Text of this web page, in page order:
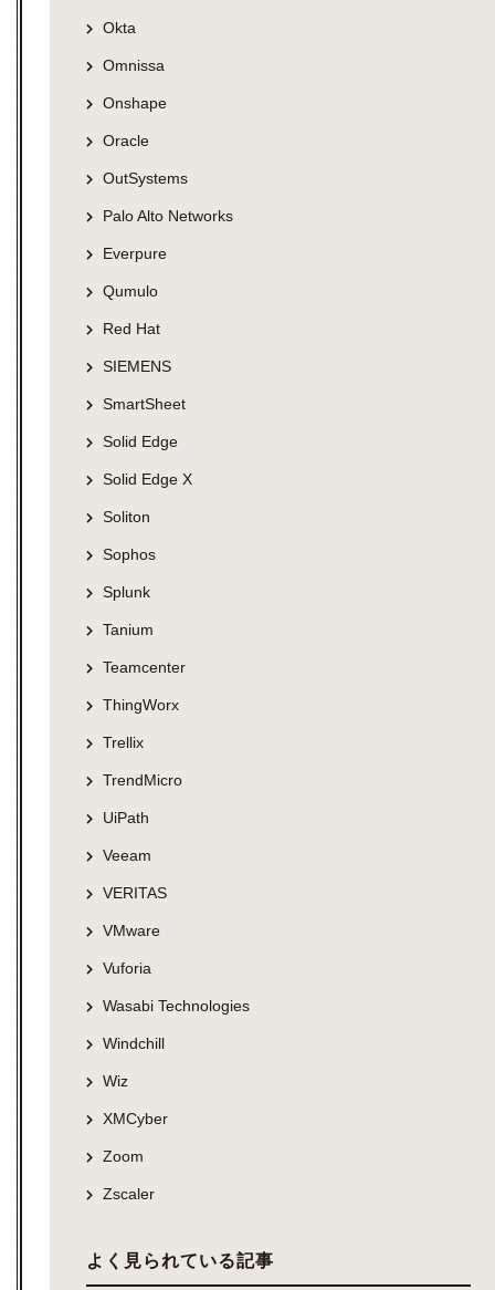
Okta
Omnissa
Onshape
Oracle
OutSystems
Palo Alto Networks
Everpure
Qumulo
Red Hat
SIEMENS
SmartSheet
Solid Edge
Solid Edge X
Soliton
Sophos
Splunk
Tanium
Teamcenter
ThingWorx
Trellix
TrendMicro
UiPath
Veeam
VERITAS
VMware
Vuforia
Wasabi Technologies
Windchill
Wiz
XMCyber
Zoom
Zscaler
よく見られている記事